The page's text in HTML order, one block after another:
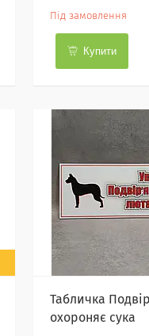
Під замовлення
Купити
Табличка
охороняє сука